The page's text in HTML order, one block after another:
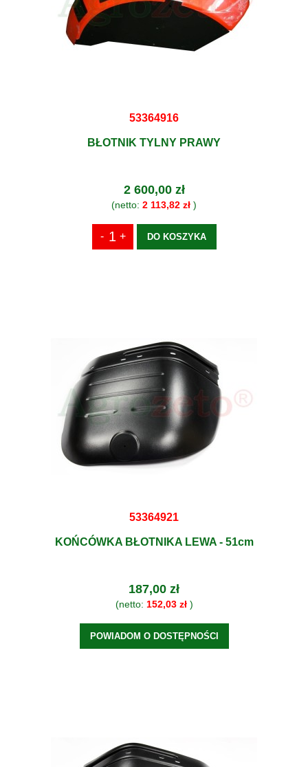
53364916
BŁOTNIK TYLNY PRAWY
2 600,00 zł
(netto: 2 113,82 zł )
DO KOSZYKA
53364921
KOŃCÓWKA BŁOTNIKA LEWA - 51cm
187,00 zł
(netto: 152,03 zł)
POWIADOM O DOSTĘPNOŚCI